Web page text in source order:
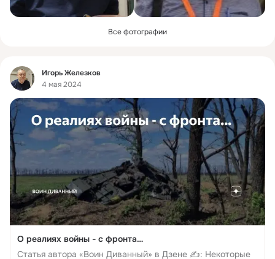
Все фотографии
Фид
Игорь Железков
4 мая 2024
О реалиях войны - с фронта…
Статья автора «Воин Диванный» в Дзене ✍: Некоторые